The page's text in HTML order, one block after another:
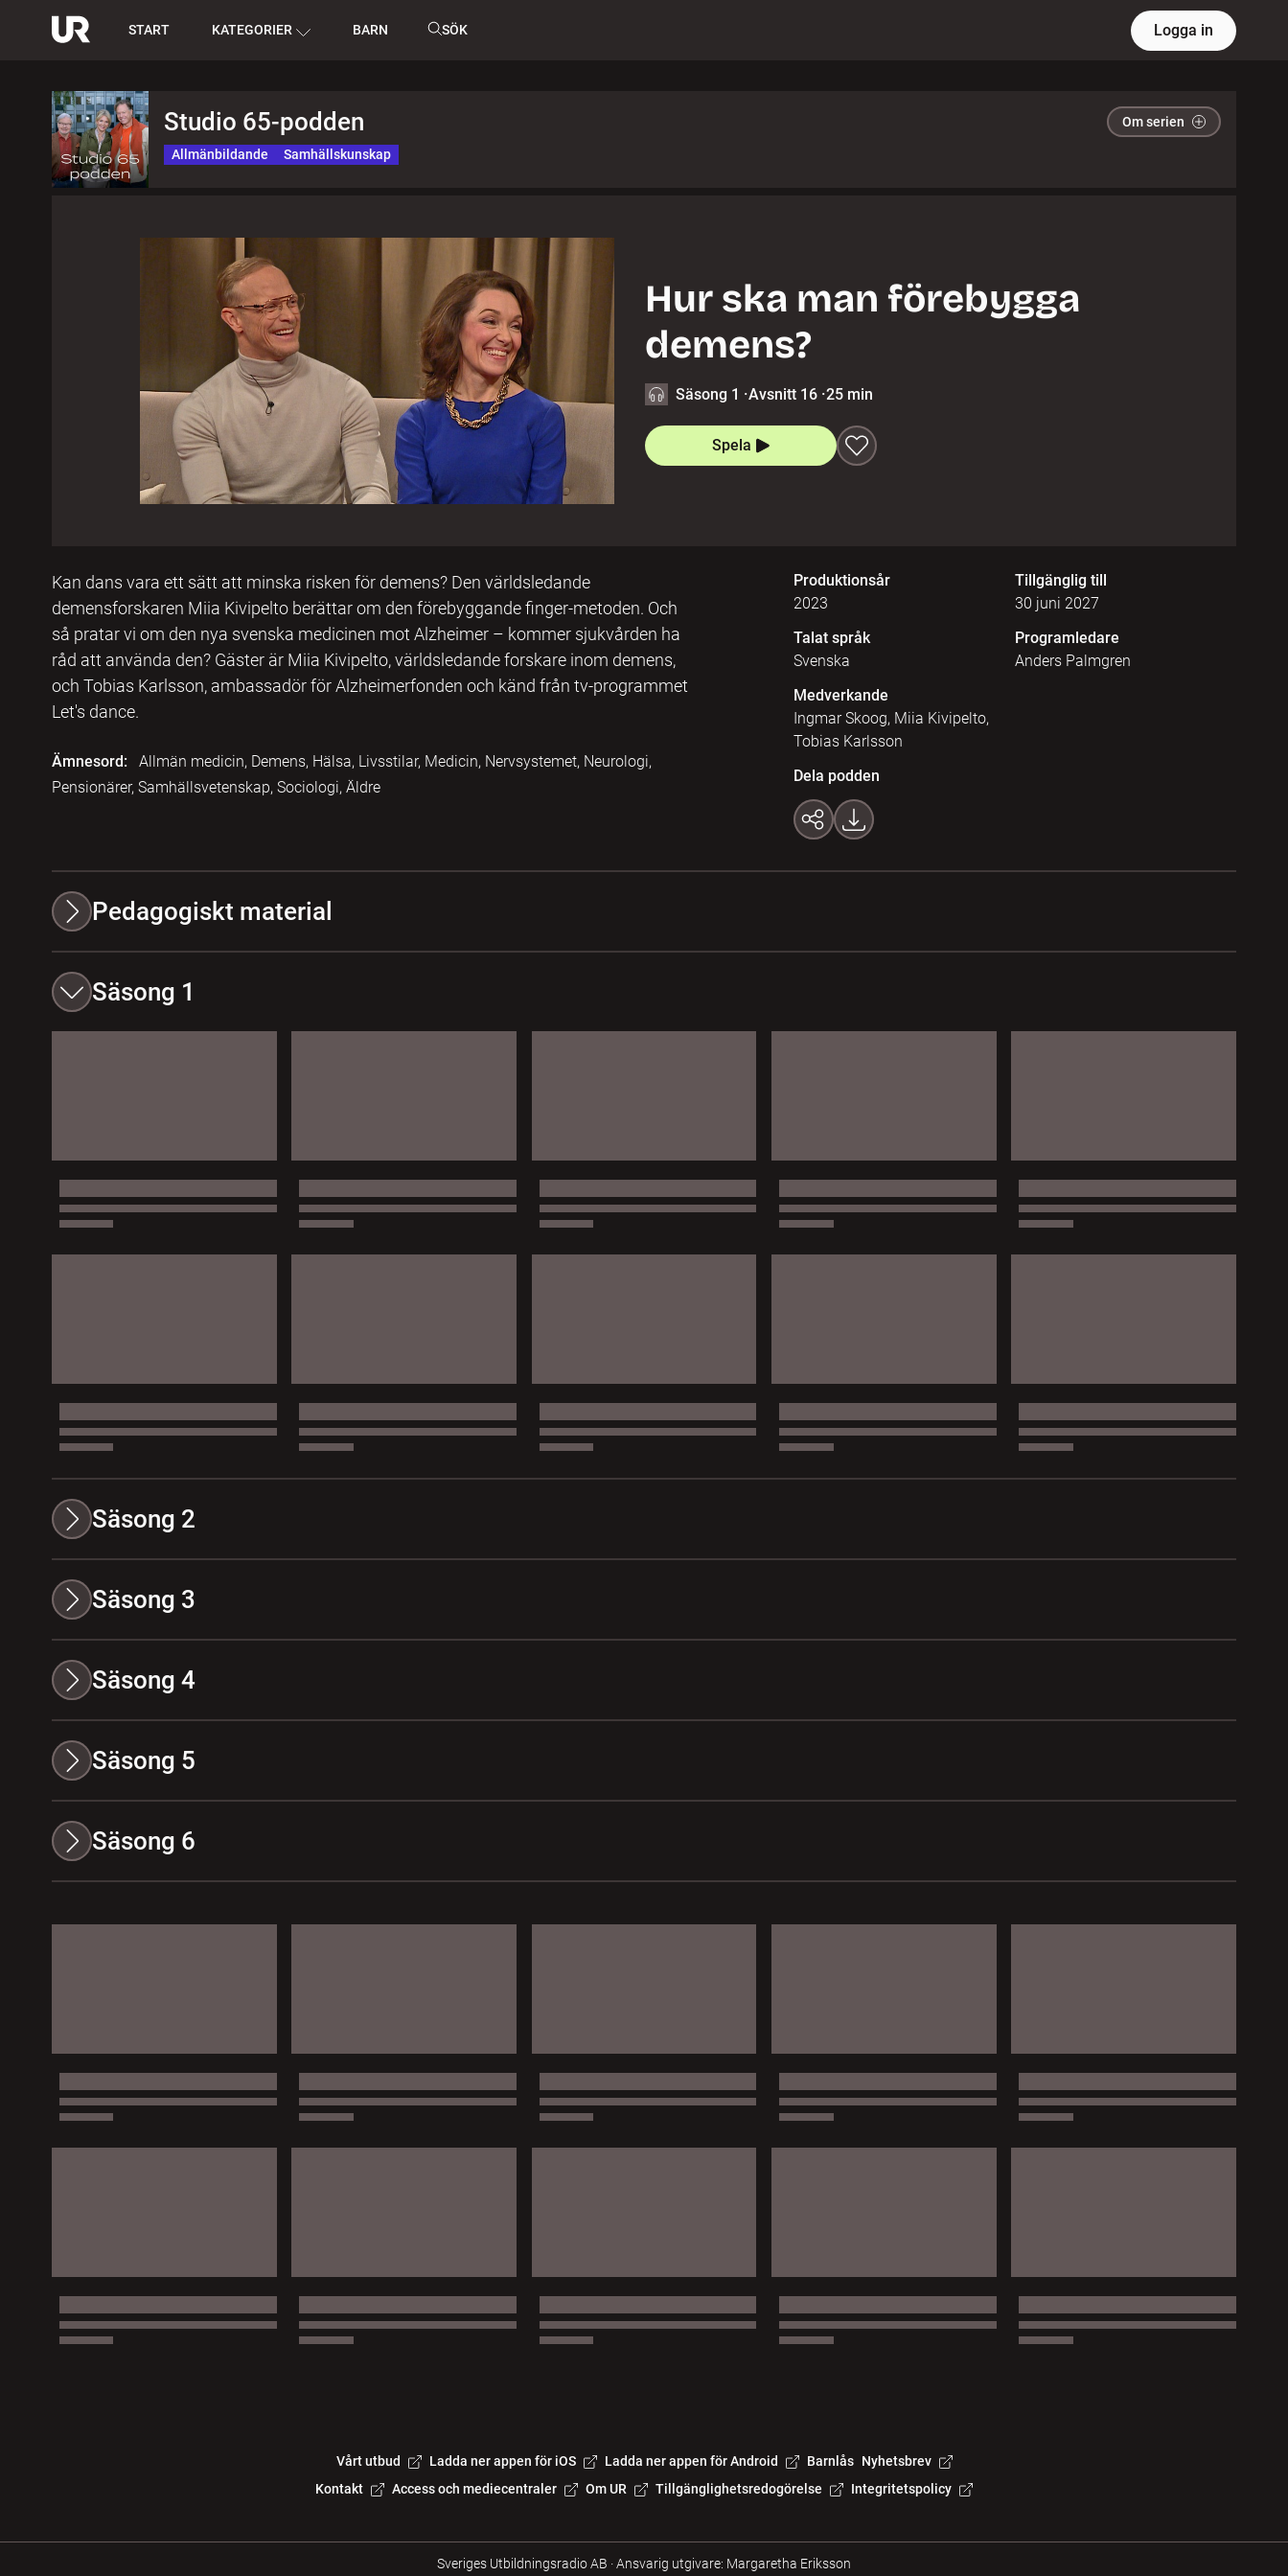
START KATEGORIER BARN SÖK Logga in
Studio 65-podden Om serien
Allmänbildande Samhällskunskap
Hur ska man förebygga
demens?
Säsong 1 ·Avsnitt 16 ·25 min
Spela
Kan dans vara ett sätt att minska risken för demens? Den världsledande
demensforskaren Miia Kivipelto berättar om den förebyggande finger-metoden. Och
så pratar vi om den nya svenska medicinen mot Alzheimer – kommer sjukvården ha
råd att använda den? Gäster är Miia Kivipelto, världsledande forskare inom demens,
och Tobias Karlsson, ambassadör för Alzheimerfonden och känd från tv-programmet
Let's dance.
Ämnesord:
Allmän medicin, Demens, Hälsa, Livsstilar, Medicin, Nervsystemet, Neurologi,
Pensionärer, Samhällsvetenskap, Sociologi, Äldre
Produktionsår
2023
Tillgänglig till
30 juni 2027
Talat språk
Svenska
Programledare
Anders Palmgren
Medverkande
Ingmar Skoog, Miia Kivipelto,
Tobias Karlsson
Dela podden
Pedagogiskt material
Säsong 1
Säsong 2
Säsong 3
Säsong 4
Säsong 5
Säsong 6
Vårt utbud Ladda ner appen för iOS Ladda ner appen för Android Barnlås Nyhetsbrev
Kontakt
Access och mediecentraler Om UR Tillgänglighetsredogörelse Integritetspolicy
Sveriges Utbildningsradio AB ·Ansvarig utgivare: Margaretha Eriksson